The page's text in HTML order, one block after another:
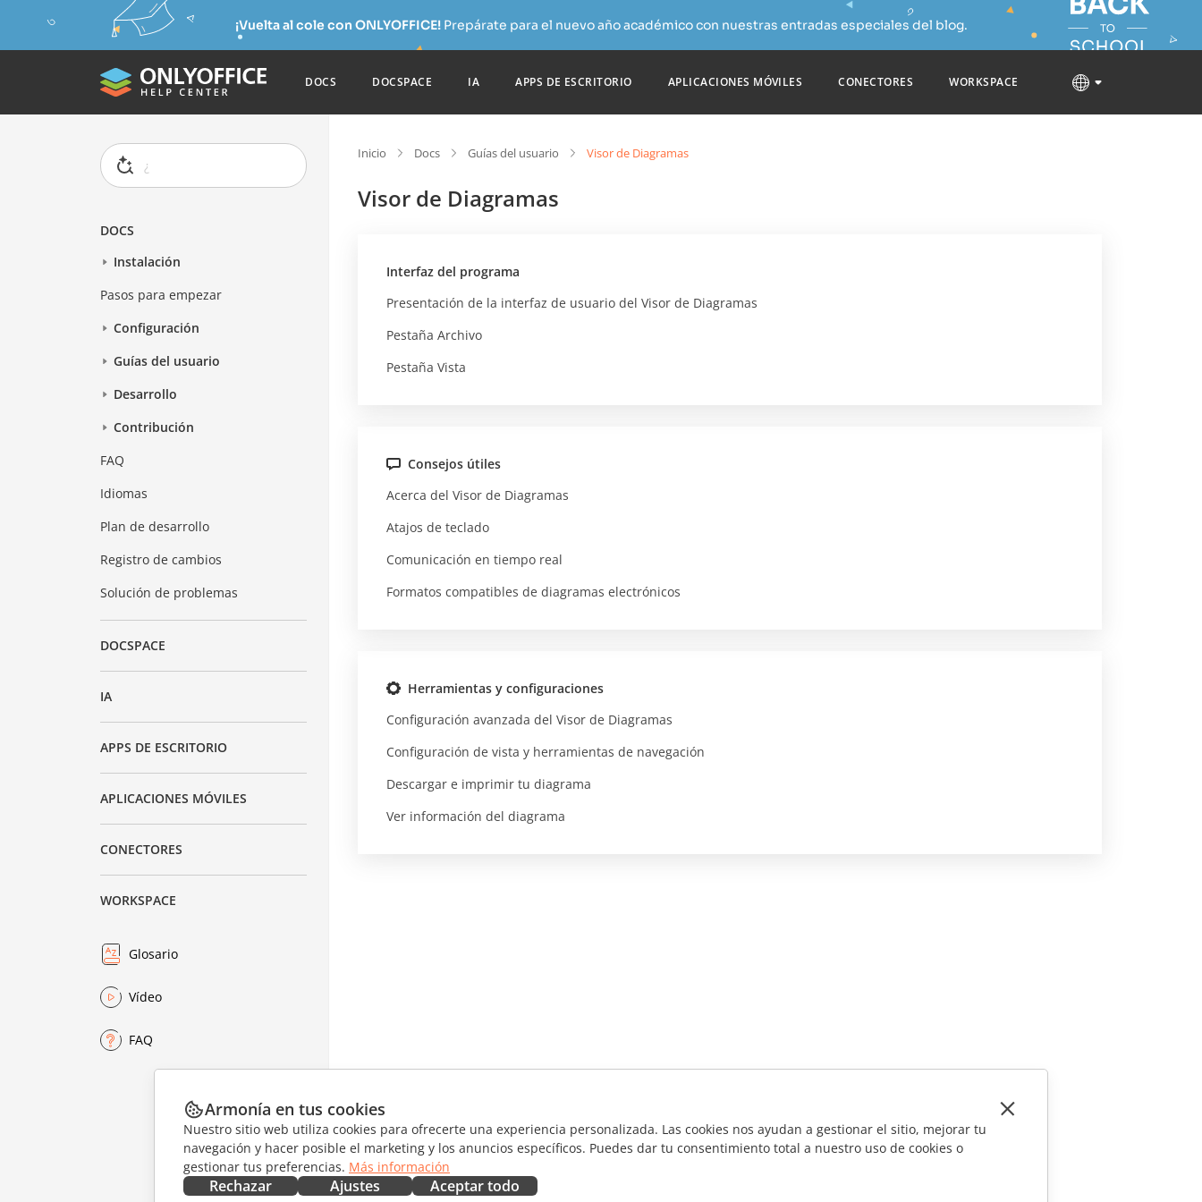
¡Vuelta al cole con ONLYOFFICE!Prepárate para el nuevo año académico con nuestras entradas especiales del blog.
DOCS DOCSPACE IA APPS DE ESCRITORIO APLICACIONES MÓVILES CONECTORES WORKSPACE
DOCS
Instalación
Pasos para empezar
Configuración
Guías del usuario
Desarrollo
Contribución
FAQ
Idiomas
Plan de desarrollo
Registro de cambios
Solución de problemas
DOCSPACE
IA
APPS DE ESCRITORIO
APLICACIONES MÓVILES
CONECTORES
WORKSPACE
Glosario
Vídeo
FAQ
Inicio Docs Guías del usuario Visor de Diagramas
Visor de Diagramas
Interfaz del programa
Presentación de la interfaz de usuario del Visor de Diagramas
Pestaña Archivo
Pestaña Vista
Consejos útiles
Acerca del Visor de Diagramas
Atajos de teclado
Comunicación en tiempo real
Formatos compatibles de diagramas electrónicos
Herramientas y configuraciones
Configuración avanzada del Visor de Diagramas
Configuración de vista y herramientas de navegación
Descargar e imprimir tu diagrama
Ver información del diagrama
Armonía en tus cookies
Nuestro sitio web utiliza cookies para ofrecerte una experiencia personalizada. Las cookies nos ayudan a gestionar el sitio, mejorar tu
navegación y hacer posible el marketing y los anuncios específicos. Puedes dar tu consentimiento total a nuestro uso de cookies o
gestionar tus preferencias. Más información
Rechazar Ajustes Aceptar todo